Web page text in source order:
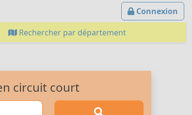
Connexion
Rechercher par département
circuit court